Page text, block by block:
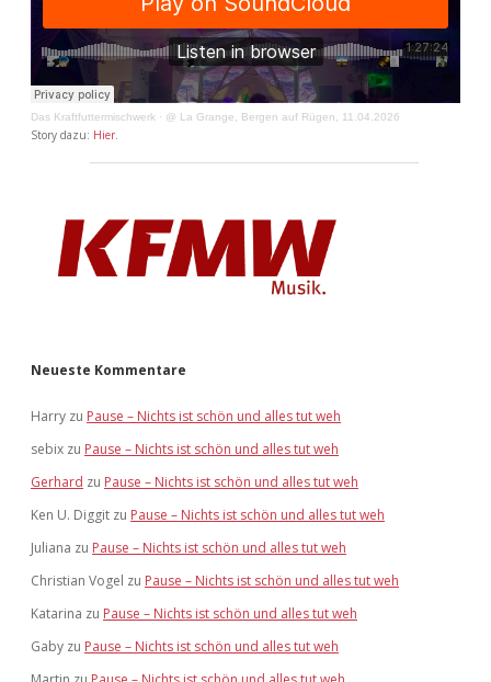
Das Kraftfuttermischwerk · @ La Grange, Bergen auf Rügen, 11.04.2026
Story dazu: Hier
Neueste Kommentare
Harry zu Pause – Nichts ist schön und alles tut weh
sebix zu Pause – Nichts ist schön und alles tut weh
Gerhard zu Pause – Nichts ist schön und alles tut weh
Ken U. Diggit zu Pause – Nichts ist schön und alles tut weh
Juliana zu Pause – Nichts ist schön und alles tut weh
Christian Vogel zu Pause – Nichts ist schön und alles tut weh
Katarina zu Pause – Nichts ist schön und alles tut weh
Gaby zu Pause – Nichts ist schön und alles tut weh